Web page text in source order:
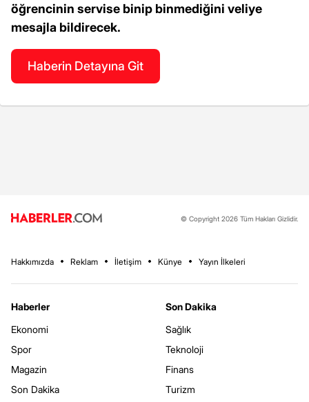
öğrencinin servise binip binmediğini veliye
mesajla bildirecek.
Haberin Detayına Git
© Copyright 2026 Tüm Hakları Gizlidir.
Hakkımızda Reklam İletişim Künye Yayın İlkeleri
Haberler
Ekonomi
Spor
Magazin
Son Dakika
Son Dakika
Sağlık
Teknoloji
Finans
Turizm